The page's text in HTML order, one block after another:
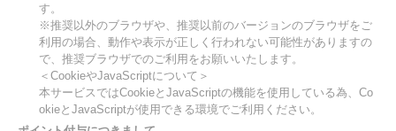
す。
※推奨以外のブラウザや、推奨以前のバージョンのブラウザをご
利用の場合、動作や表示が正しく行われない可能性がありますの
で、推奨ブラウザでのご利用をお願いいたします。
＜CookieやJavaScriptについて＞
本サービスではCookieとJavaScriptの機能を使用している為、Co
okieとJavaScriptが使用できる環境でご利用ください。